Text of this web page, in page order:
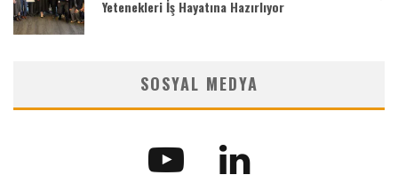
Yetenekleri İş Hayatına Hazırlıyor
SOSYAL MEDYA